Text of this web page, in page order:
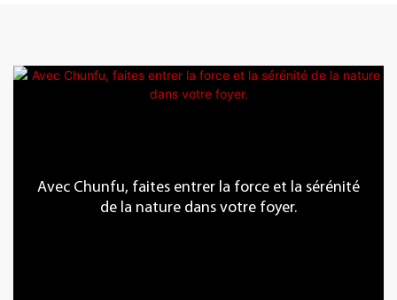
Avec Chunfu, faites entrer la force et la sérénité
de la nature dans votre foyer.